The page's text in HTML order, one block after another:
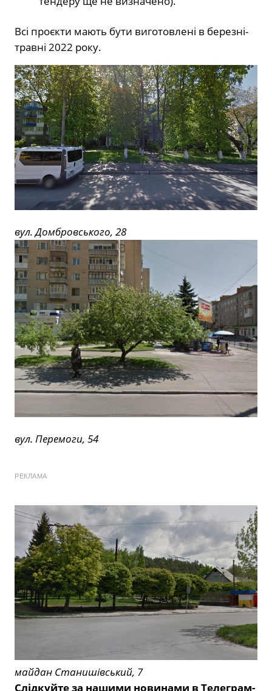
Всі проєкти мають бути виготовлені в березні-
травні 2022 року.
вул. Домбровського, 28
вул. Перемоги, 54
РЕКЛАМА
майдан Станишівський, 7
Слідкуйте за нашими новинами в Телеграм-